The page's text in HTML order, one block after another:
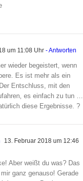
um 11:08 Uhr - Antworten
wieder begeistert, wenn
Es ist mehr als ein
Entschluss, mit den
es einfach zu tun …
diese Ergebnisse. ?
13. Februar 2018 um 12:46
Aber weißt du was? Das
ganz genauso! Gerade